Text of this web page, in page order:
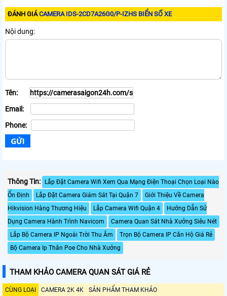
ĐÁNH GIÁCAMERA IDS-2CD7A26G0/P-IZHS BIỂN SỐ XE
Nội dung:
Tên:
Email:
Phone:
Thông Tin:
Lắp Đặt Camera Wifi Xem Qua Mạng Điện Thoại Chọn Loại Nào
Ổn Định
Lắp Đặt Camera Giám Sát Tại Quận 7
Giới Thiệu Về Camera
Hikvision Hàng Thương Hiệu
Lắp Camera Wifi Quận 4
Hướng Dẫn Sử
Dụng Camera Hành Trình Navicom
Camera Quan Sát Nhà Xưởng Siêu Nét
Lắp Bộ Camera IP Ngoài Trời Thu Âm
Trọn Bộ Camera IP Căn Hộ Giá Rẻ
Bộ Camera Ip Thân Poe Cho Nhà Xưởng
THAM KHẢO CAMERA QUAN SÁT GIÁ RẺ
CÙNG LOẠI CAMERA 2K 4K SẢN PHẨM THAM KHẢO